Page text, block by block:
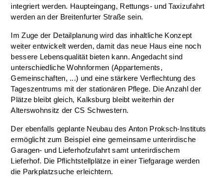
integriert werden. Haupteingang, Rettungs- und Taxizufahrt
werden an der Breitenfurter Straße sein.
Im Zuge der Detailplanung wird das inhaltliche Konzept
weiter entwickelt werden, damit das neue Haus eine noch
bessere Lebensqualität bieten kann. Angedacht sind
unterschiedliche Wohnformen (Appartements,
Gemeinschaften, ...) und eine stärkere Verflechtung des
Tageszentrums mit der stationären Pflege. Die Anzahl der
Plätze bleibt gleich, Kalksburg bleibt weiterhin der
Alterswohnsitz der CS Schwestern.
Der ebenfalls geplante Neubau des Anton Proksch-Instituts
ermöglicht zum Beispiel eine gemeinsame unterirdische
Garagen- und Lieferhofzufahrt samt unterirdischem
Lieferhof. Die Pflichtstellplätze in einer Tiefgarage werden
die Parkplatzsuche erleichtern.